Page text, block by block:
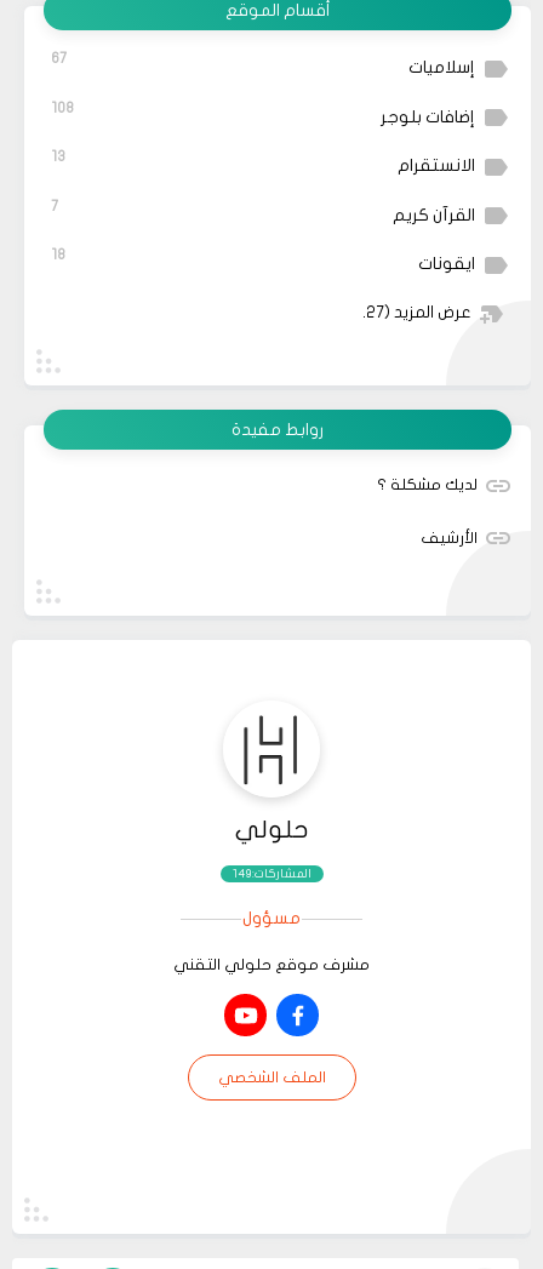
أقسام الموقع
إسلاميات 67
إضافات بلوجر 108
الانستقرام 13
القرآن كريم 7
ايقونات 18
عرض المزيد (27)
روابط مفيدة
لديك مشكلة ؟
الأرشيف
حلولي
المشاركات:149
مسؤول
مشرف موقع حلولي التقني
الملف الشخصي